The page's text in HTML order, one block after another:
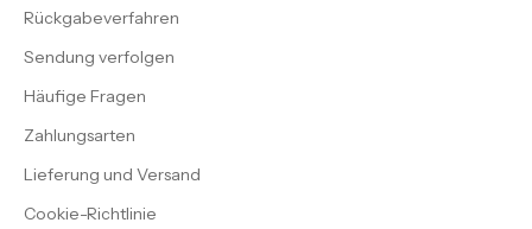
Rückgabeverfahren
Sendung verfolgen
Häufige Fragen
Zahlungsarten
Lieferung und Versand
Cookie-Richtlinie